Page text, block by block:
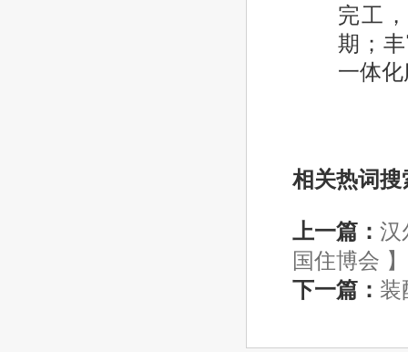
完工
期；
一体
相关热词搜
上一篇： 汉
国住博会 】
下一篇： 装